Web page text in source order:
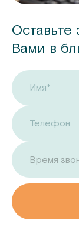
Вами в
Имя*
Телефон
Время